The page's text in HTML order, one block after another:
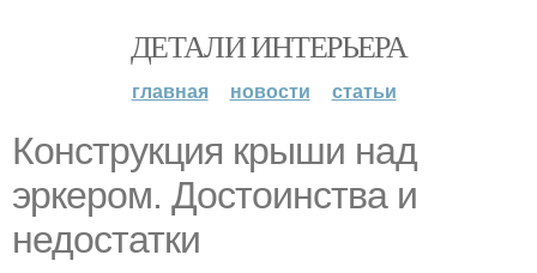
ДЕТАЛИ ИНТЕРЬЕРА
главная новости статьи
Конструкция крыши над
эркером. Достоинства и
недостатки